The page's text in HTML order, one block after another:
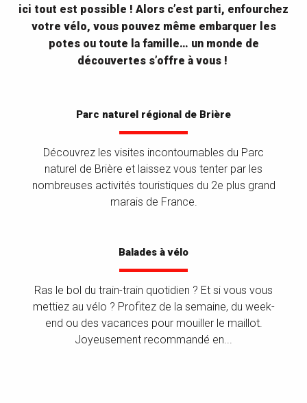
ici tout est possible ! Alors c’est parti, enfourchez
votre vélo, vous pouvez même embarquer les
potes ou toute la famille… un monde de
découvertes s’offre à vous !
Parc naturel régional de Brière
Découvrez les visites incontournables du Parc
naturel de Brière et laissez vous tenter par les
nombreuses activités touristiques du 2e plus grand
marais de France.
Balades à vélo
Ras le bol du train-train quotidien ? Et si vous vous
mettiez au vélo ? Profitez de la semaine, du week-
end ou des vacances pour mouiller le maillot.
Joyeusement recommandé en...